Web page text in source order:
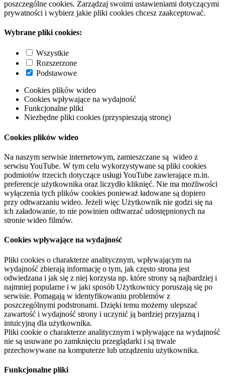
poszczególne cookies. Zarządzaj swoimi ustawieniami dotyczącymi
prywatności i wybierz jakie pliki cookies chcesz zaakceptować.
Wybrane pliki cookies:
Wszystkie
Rozszerzone
Podstawowe
Cookies plików wideo
Cookies wpływające na wydajność
Funkcjonalne pliki
Niezbędne pliki cookies (przyspieszają stronę)
Cookies plików wideo
Na naszym serwisie internetowym, zamieszczane są wideo z
serwisu YouTube. W tym celu wykorzystywane są pliki cookies
podmiotów trzecich dotyczące usługi YouTube zawierające m.in.
preferencje użytkownika oraz liczydło kliknięć. Nie ma możliwości
wyłączenia tych plików cookies ponieważ ładowane są dopiero
przy odtwarzaniu wideo. Jeżeli więc Użytkownik nie godzi się na
ich załadowanie, to nie powinien odtwarzać udostępnionych na
stronie wideo filmów.
Cookies wpływające na wydajność
Pliki cookies o charakterze analitycznym, wpływającym na
wydajność zbierają informację o tym, jak często strona jest
odwiedzana i jak się z niej korzysta np. które strony są najbardziej i
najmniej popularne i w jaki sposób Użytkownicy poruszają się po
serwisie. Pomagają w identyfikowaniu problemów z
poszczególnymi podstronami. Dzięki temu możemy ulepszać
zawartość i wydajność strony i uczynić ją bardziej przyjazną i
intuicyjną dla użytkownika.
Pliki cookie o charakterze analitycznym i wpływające na wydajność
nie są usuwane po zamknięciu przeglądarki i są trwale
przechowywane na komputerze lub urządzeniu użytkownika.
Funkcjonalne pliki